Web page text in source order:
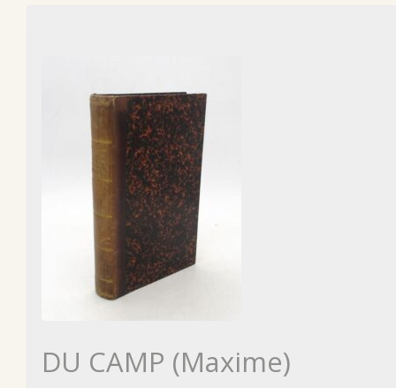
DU CAMP (Maxime)